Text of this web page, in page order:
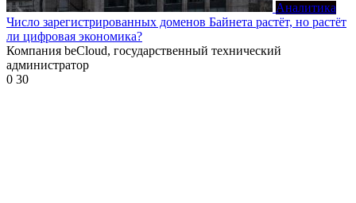
Аналитика
Число зарегистрированных доменов Байнета растёт, но растёт
ли цифровая экономика?
Компания beCloud, государственный технический
администратор
0 30